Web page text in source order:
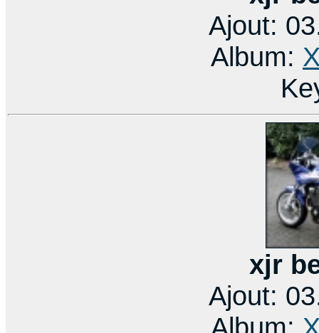
Ajout:
Album:
xjr
Ajout: